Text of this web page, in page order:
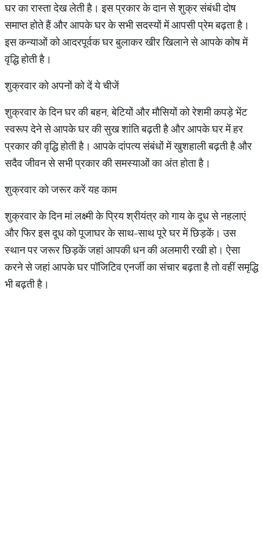
घर का रास्‍ता देख लेती है। इस प्रकार के दान से शुक्र संबंधी दोष
समाप्‍त होते हैं और आपके घर के सभी सदस्‍यों में आपसी प्रेम बढ़ता है।
इस कन्याओं को आदरपूर्वक घर बुलाकर खीर खिलाने से आपके कोष में
वृद्धि होती है।
शुक्रवार को अपनों को दें ये चीजें
शुक्रवार के दिन घर की बहन, बेटियों और मौसियों को रेशमी कपड़े भेंट
स्‍वरूप देने से आपके घर की सुख शांति बढ़ती है और आपके घर में हर
प्रकार की वृद्धि होती है। आपके दांपत्‍य संबंधों में खुशहाली बढ़ती है और
सदैव जीवन से सभी प्रकार की समस्‍याओं का अंत होता है।
शुक्रवार को जरूर करें यह काम
शुक्रवार के दिन मां लक्ष्‍मी के प्रिय श्रीयंत्र को गाय के दूध से नहलाएं
और फिर इस दूध को पूजाघर के साथ-साथ पूरे घर में छिड़कें। उस
स्‍थान पर जरूर छिड़कें जहां आपकी धन की अलमारी रखी हो। ऐसा
करने से जहां आपके घर पॉजिटिव एनर्जी का संचार बढ़ता है तो वहीं समृद्धि
भी बढ़ती है।